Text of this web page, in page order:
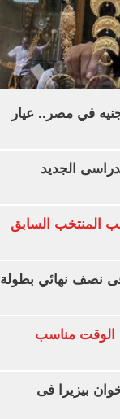
الذهب اليوم يقفز 100 جنيه في مصر.. عيار
الجديد
المنتخب السابق
فى نصف نهائي بطولة
الوقت مناسب
بيزيرا فى